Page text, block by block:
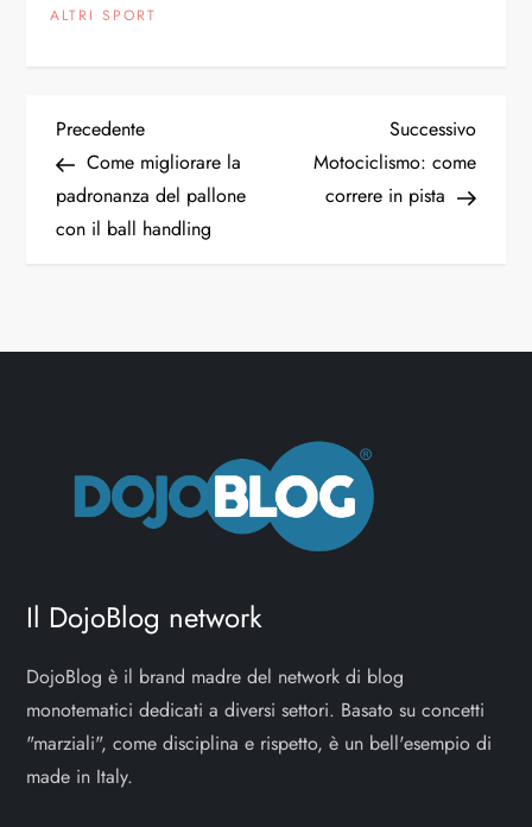
ALTRI SPORT
N
a
v
g
n
e
a
Articolo
precedente
Precedente
Come migliorare la
padronanza del pallone
con il ball handling
Successivo
Motociclismo: come
correre in pista
Il DojoBlog network
DojoBlog è il brand madre del network di blog
monotematici dedicati a diversi settori. Basato su concetti
"marziali", come disciplina e rispetto, è un bell'esempio di
made in Italy.